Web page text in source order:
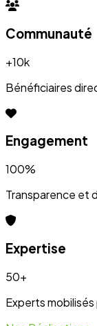
Experts
Nos Réalisations
Projets qui